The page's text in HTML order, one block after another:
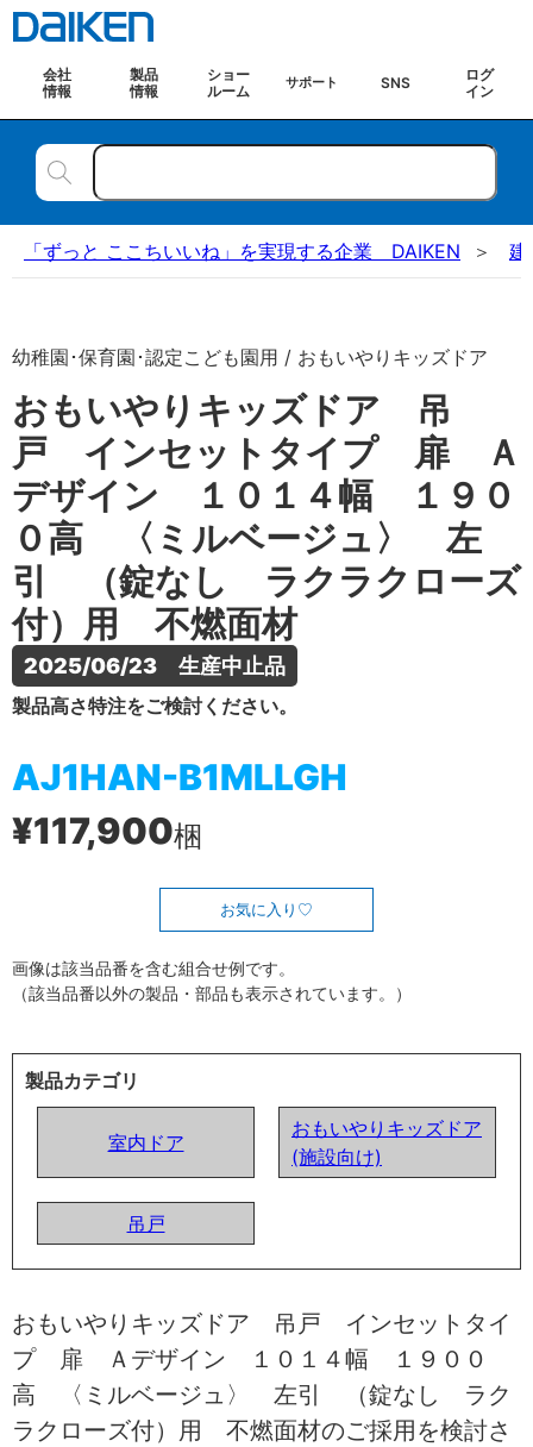
会社
情報
製品
情報
ショー
ルーム
サポート SNS
ログ
イン
「ずっと ここちいいね」を実現する企業 DAIKEN 建
幼稚園･保育園･認定こども園用 / おもいやりキッズドア
おもいやりキッズドア 吊
戸 インセットタイプ 扉 Ａ
デザイン １０１４幅 １９０
０高 〈ミルベージュ〉 左
引 （錠なし ラクラクローズ
付）用 不燃面材
2025/06/23　生産中止品
製品高さ特注をご検討ください。
AJ1HAN-B1MLLGH
¥117,900梱
お気に入り
画像は該当品番を含む組合せ例です。
（該当品番以外の製品・部品も表示されています。）
製品カテゴリ
室内ドア
おもいやりキッズドア
(施設向け)
吊戸
おもいやりキッズドア 吊戸 インセットタイ
プ 扉 Ａデザイン １０１４幅 １９００
高 〈ミルベージュ〉 左引 （錠なし ラク
ラクローズ付）用 不燃面材のご採用を検討さ